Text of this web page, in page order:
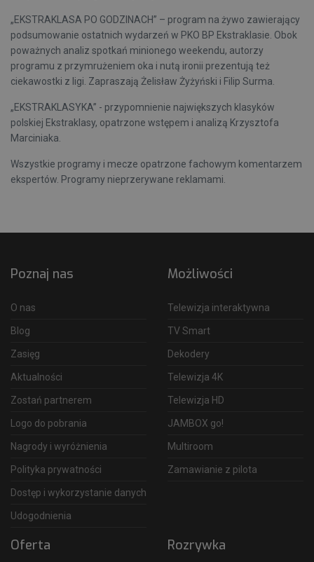
„EKSTRAKLASA PO GODZINACH” – program na żywo zawierający
podsumowanie ostatnich wydarzeń w PKO BP Ekstraklasie. Obok
poważnych analiz spotkań minionego weekendu, autorzy
programu z przymrużeniem oka i nutą ironii prezentują też
ciekawostki z ligi. Zapraszają Żelisław Żyżyński i Filip Surma.
„EKSTRAKLASYKA” - przypomnienie największych klasyków
polskiej Ekstraklasy, opatrzone wstępem i analizą Krzysztofa
Marciniaka.
Wszystkie programy i mecze opatrzone fachowym komentarzem
ekspertów. Programy nieprzerywane reklamami.
Poznaj nas
O nas
Blog
Zasięg
Aktualności
Zostań partnerem
Logo do pobrania
Nagrody i wyróżnienia
Polityka prywatności
Dostęp i wykorzystanie danych
Udogodnienia
Możliwości
Telewizja interaktywna
TV Smart
Dekodery
Telewizja 4K
Telewizja HD
JAMBOX go!
Multiroom
Zamawianie z pilota
Oferta Rozrywka